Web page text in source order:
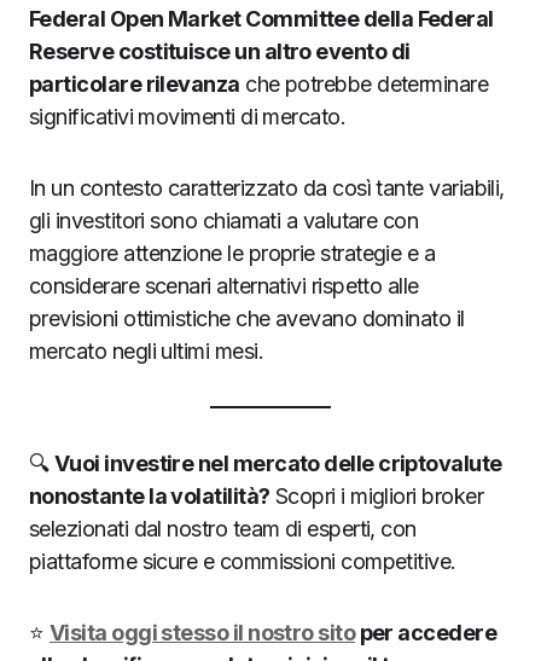
Federal Open Market Committee della Federal
Reserve costituisce un altro evento di
particolare rilevanza che potrebbe determinare
significativi movimenti di mercato.
In un contesto caratterizzato da così tante variabili,
gli investitori sono chiamati a valutare con
maggiore attenzione le proprie strategie e a
considerare scenari alternativi rispetto alle
previsioni ottimistiche che avevano dominato il
mercato negli ultimi mesi.
🔍Vuoi investire nel mercato delle criptovalute
nonostante la volatilità? Scopri i migliori broker
selezionati dal nostro team di esperti, con
piattaforme sicure e commissioni competitive.
⭐ Visita oggi stesso il nostro sitoper accedere